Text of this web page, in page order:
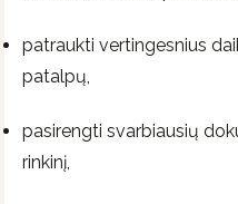
patraukti vertingesnius
patalpų,
pasirengti svarbiausių
rinkinį,